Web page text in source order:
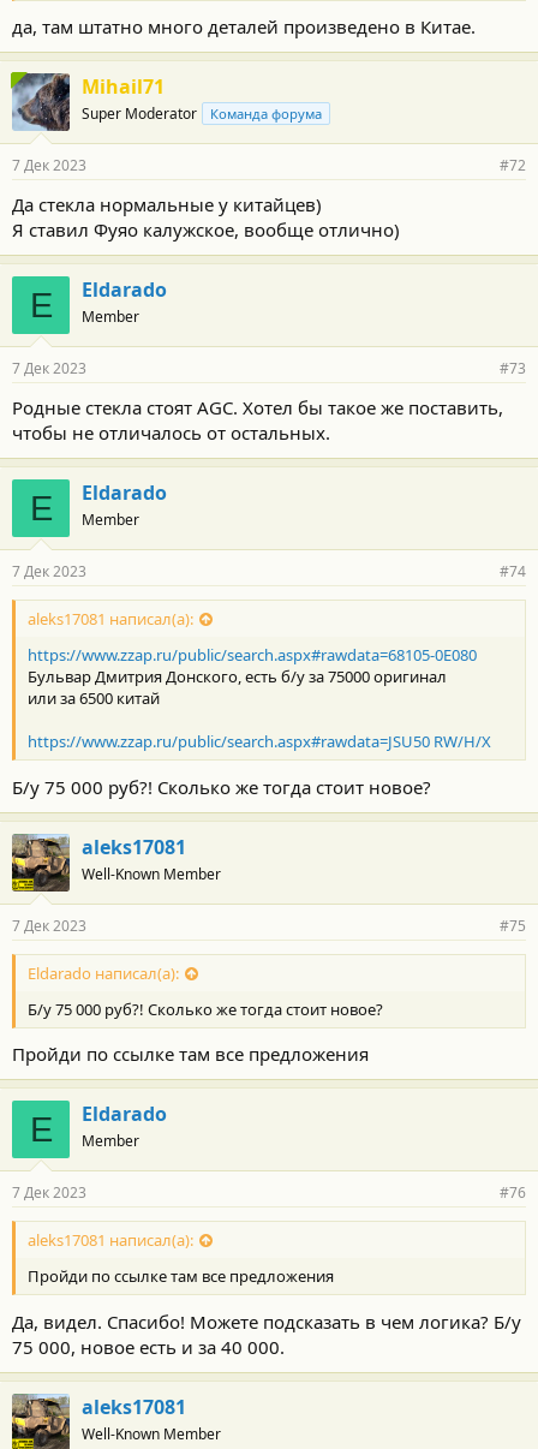
да, там штатно много деталей произведено в Китае.
Mihail71
Super Moderator Команда форума
7 Дек 2023 #72
Да стекла нормальные у китайцев)
Я ставил Фуяо калужское, вообще отлично)
E Eldarado
Member
7 Дек 2023 #73
Родные стекла стоят AGC. Хотел бы такое же поставить,
чтобы не отличалось от остальных.
E Eldarado
Member
7 Дек 2023 #74
aleks17081 написал(а):
https://www.zzap.ru/public/search.aspx#rawdata=68105-0E080
Бульвар Дмитрия Донского, есть б/у за 75000 оригинал
или за 6500 китай
https://www.zzap.ru/public/search.aspx#rawdata=JSU50 RW/H/X
Б/у 75 000 руб?! Сколько же тогда стоит новое?
aleks17081
Well-Known Member
7 Дек 2023 #75
Eldarado написал(а):
Б/у 75 000 руб?! Сколько же тогда стоит новое?
Пройди по ссылке там все предложения
E Eldarado
Member
7 Дек 2023 #76
aleks17081 написал(а):
Пройди по ссылке там все предложения
Да, видел. Спасибо! Можете подсказать в чем логика? Б/у
75 000, новое есть и за 40 000.
aleks17081
Well-Known Member